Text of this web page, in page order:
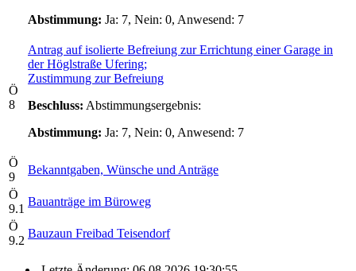
Abstimmung: Ja: 7, Nein: 0, Anwesend: 7
Ö
8
Antrag auf isolierte Befreiung zur Errichtung einer Garage in
der Höglstraße Ufering;
Zustimmung zur Befreiung
Beschluss: Abstimmungsergebnis:
Abstimmung: Ja: 7, Nein: 0, Anwesend: 7
Ö
9
Bekanntgaben, Wünsche und Anträge
Ö
9.1
Bauanträge im Büroweg
Ö
9.2
Bauzaun Freibad Teisendorf